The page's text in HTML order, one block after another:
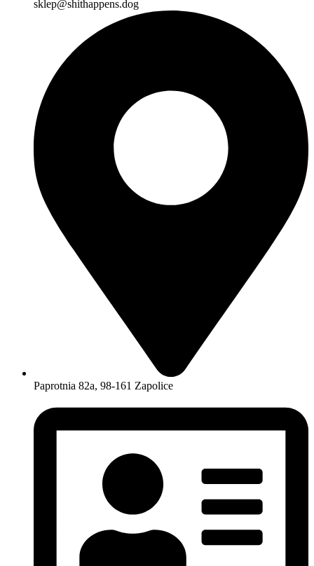
sklep@shithappens.dog
Paprotnia 82a, 98-161 Zapolice